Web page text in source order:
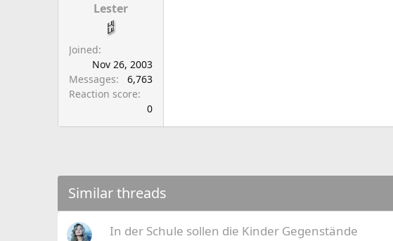
Lester
Joined
Nov 26, 2003
Messages
6,763
Reaction score
0
Similar threads
In der Schule sollen die Kinder Gegenstände